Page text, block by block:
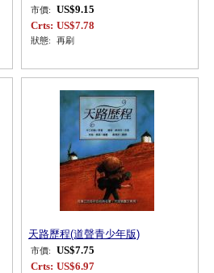
市價:
US$9.15
Crts: US$7.78
狀態: 再刷
天路歷程(道聲青少年版)
市價:
US$7.75
Crts: US$6.97